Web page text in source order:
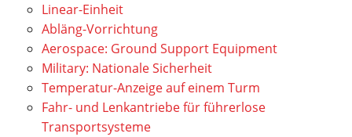
Linear-Einheit
Abläng-Vorrichtung
Aerospace: Ground Support Equipment
Military: Nationale Sicherheit
Temperatur-Anzeige auf einem Turm
Fahr- und Lenkantriebe für führerlose
Transportsysteme